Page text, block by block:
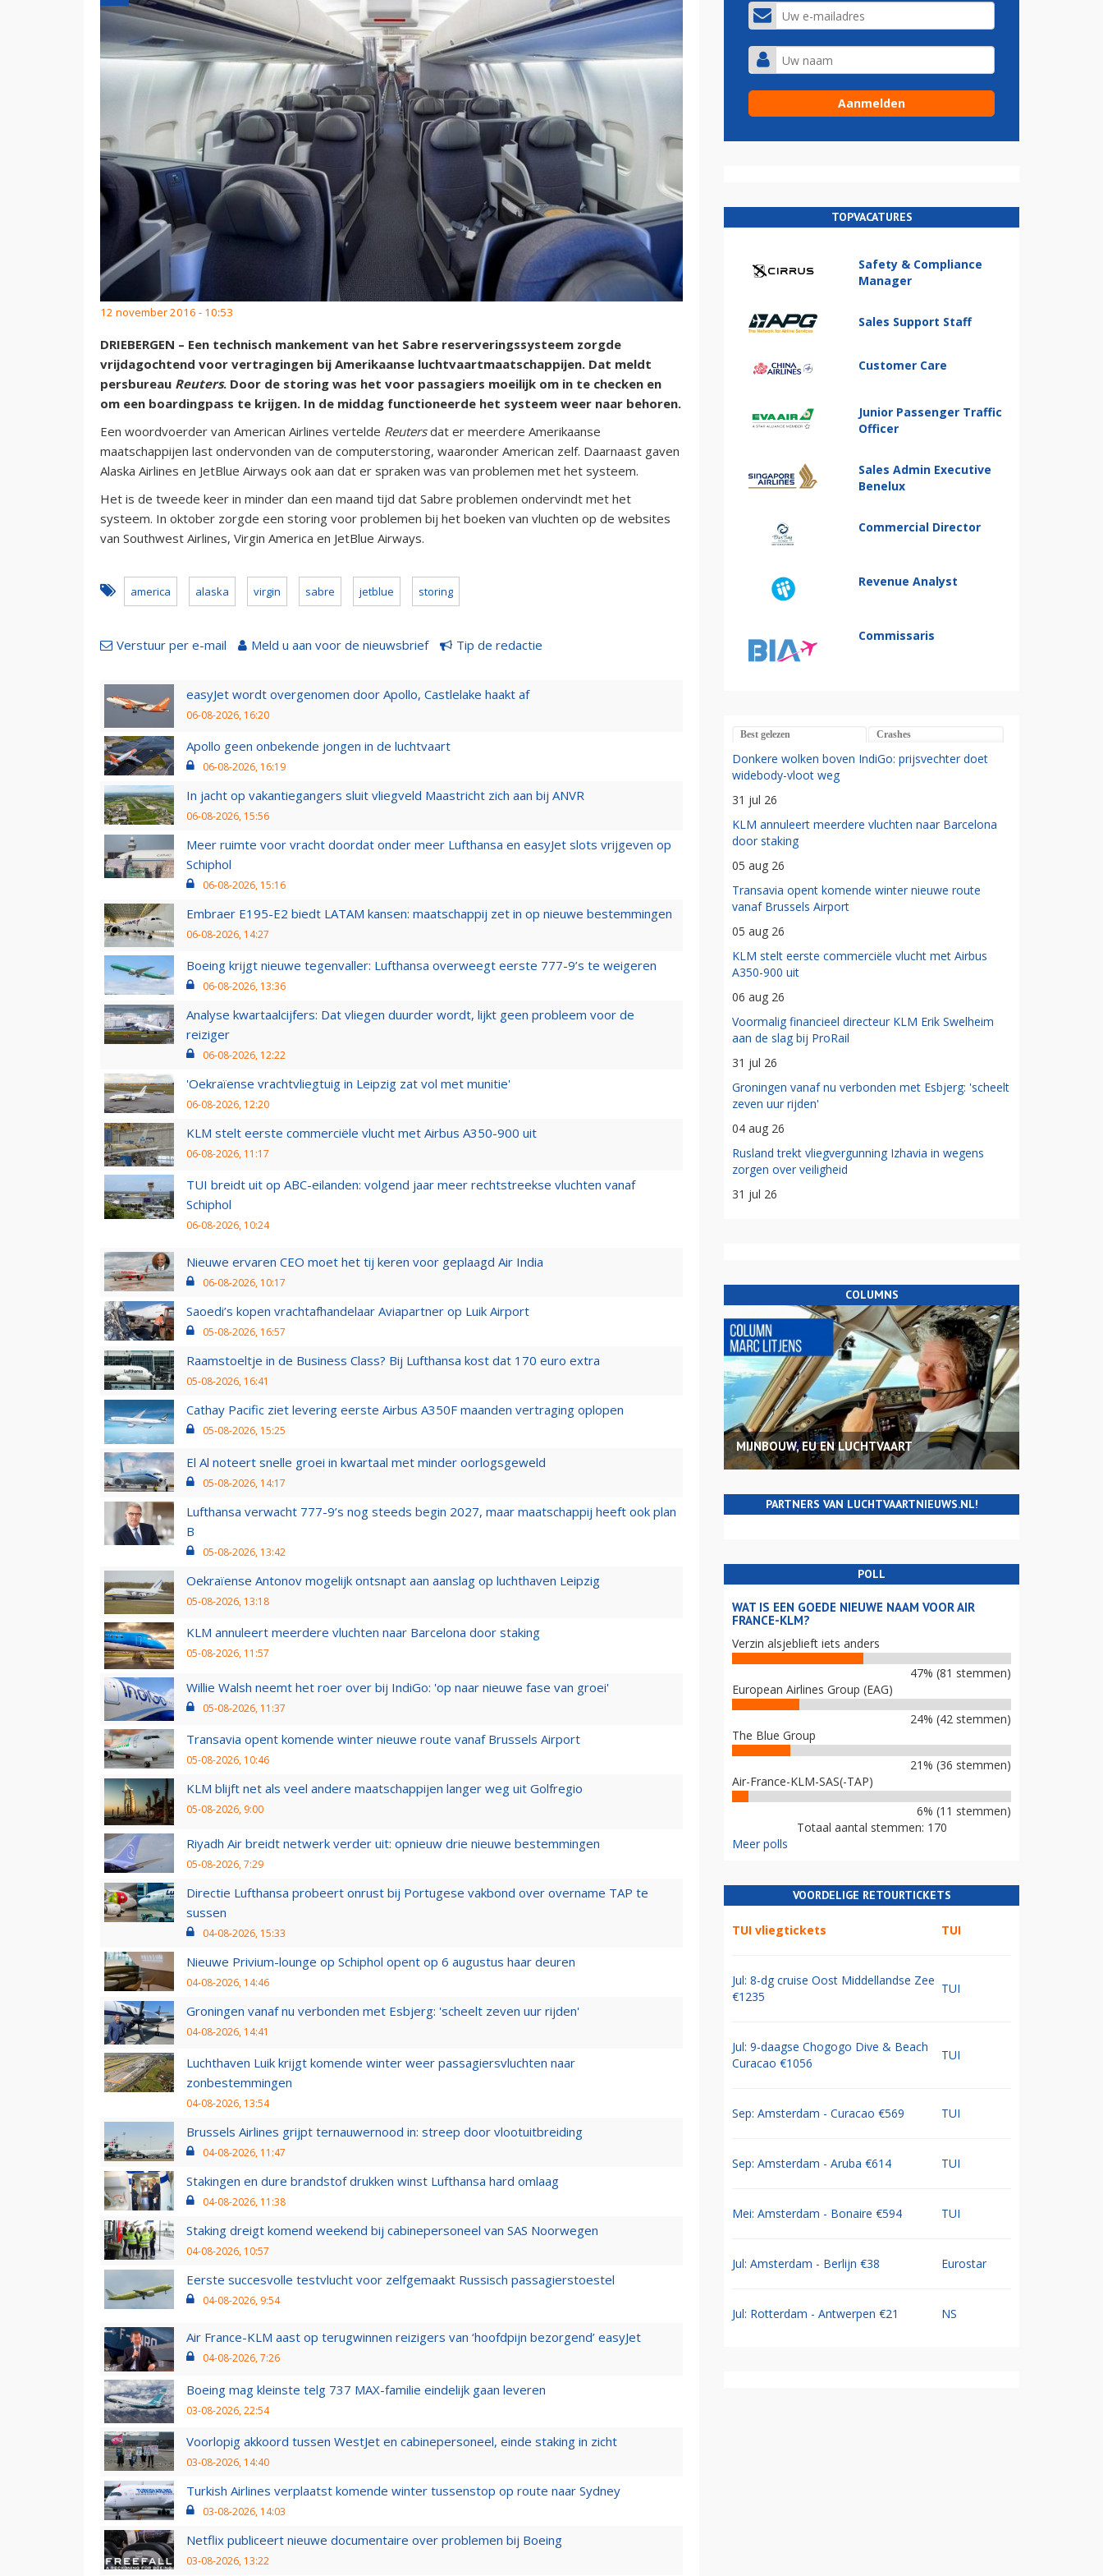
12 november 2016 - 10:53
DRIEBERGEN – Een technisch mankement van het Sabre reserveringssysteem zorgde
vrijdagochtend voor vertragingen bij Amerikaanse luchtvaartmaatschappijen. Dat meldt
persbureau Reuters. Door de storing was het voor passagiers moeilijk om in te checken en
om een boardingpass te krijgen. In de middag functioneerde het systeem weer naar behoren.
Een woordvoerder van American Airlines vertelde Reutersdat er meerdere Amerikaanse
maatschappijen last ondervonden van de computerstoring, waaronder American zelf. Daarnaast gaven
Alaska Airlines en JetBlue Airways ook aan dat er spraken was van problemen met het systeem.
Het is de tweede keer in minder dan een maand tijd dat Sabre problemen ondervindt met het
systeem. In oktober zorgde een storing voor problemen bij het boeken van vluchten op de websites
van Southwest Airlines, Virgin America en JetBlue Airways.
america alaska virgin sabre jetblue storing
Verstuur per e-mail Meld u aan voor de nieuwsbrief Tip de redactie
easyJet wordt overgenomen door Apollo, Castlelake haakt af
06-08-2026, 16:20
Apollo geen onbekende jongen in de luchtvaart
06-08-2026, 16:19
In jacht op vakantiegangers sluit vliegveld Maastricht zich aan bij ANVR
06-08-2026, 15:56
Meer ruimte voor vracht doordat onder meer Lufthansa en easyJet slots vrijgeven op
Schiphol
06-08-2026, 15:16
Embraer E195-E2 biedt LATAM kansen: maatschappij zet in op nieuwe bestemmingen
06-08-2026, 14:27
Boeing krijgt nieuwe tegenvaller: Lufthansa overweegt eerste 777-9’s te weigeren
06-08-2026, 13:36
Analyse kwartaalcijfers: Dat vliegen duurder wordt, lijkt geen probleem voor de
reiziger
06-08-2026, 12:22
'Oekraïense vrachtvliegtuig in Leipzig zat vol met munitie'
06-08-2026, 12:20
KLM stelt eerste commerciële vlucht met Airbus A350-900 uit
06-08-2026, 11:17
TUI breidt uit op ABC-eilanden: volgend jaar meer rechtstreekse vluchten vanaf
Schiphol
06-08-2026, 10:24
Nieuwe ervaren CEO moet het tij keren voor geplaagd Air India
06-08-2026, 10:17
Saoedi’s kopen vrachtafhandelaar Aviapartner op Luik Airport
05-08-2026, 16:57
Raamstoeltje in de Business Class? Bij Lufthansa kost dat 170 euro extra
05-08-2026, 16:41
Cathay Pacific ziet levering eerste Airbus A350F maanden vertraging oplopen
05-08-2026, 15:25
El Al noteert snelle groei in kwartaal met minder oorlogsgeweld
05-08-2026, 14:17
Lufthansa verwacht 777-9’s nog steeds begin 2027, maar maatschappij heeft ook plan
B
05-08-2026, 13:42
Oekraïense Antonov mogelijk ontsnapt aan aanslag op luchthaven Leipzig
05-08-2026, 13:18
KLM annuleert meerdere vluchten naar Barcelona door staking
05-08-2026, 11:57
Willie Walsh neemt het roer over bij IndiGo: 'op naar nieuwe fase van groei'
05-08-2026, 11:37
Transavia opent komende winter nieuwe route vanaf Brussels Airport
05-08-2026, 10:46
KLM blijft net als veel andere maatschappijen langer weg uit Golfregio
05-08-2026, 9:00
Riyadh Air breidt netwerk verder uit: opnieuw drie nieuwe bestemmingen
05-08-2026, 7:29
Directie Lufthansa probeert onrust bij Portugese vakbond over overname TAP te
sussen
04-08-2026, 15:33
Nieuwe Privium-lounge op Schiphol opent op 6 augustus haar deuren
04-08-2026, 14:46
Groningen vanaf nu verbonden met Esbjerg: 'scheelt zeven uur rijden'
04-08-2026, 14:41
Luchthaven Luik krijgt komende winter weer passagiersvluchten naar
zonbestemmingen
04-08-2026, 13:54
Brussels Airlines grijpt ternauwernood in: streep door vlootuitbreiding
04-08-2026, 11:47
Stakingen en dure brandstof drukken winst Lufthansa hard omlaag
04-08-2026, 11:38
Staking dreigt komend weekend bij cabinepersoneel van SAS Noorwegen
04-08-2026, 10:57
Eerste succesvolle testvlucht voor zelfgemaakt Russisch passagierstoestel
04-08-2026, 9:54
Air France-KLM aast op terugwinnen reizigers van ‘hoofdpijn bezorgend’ easyJet
04-08-2026, 7:26
Boeing mag kleinste telg 737 MAX-familie eindelijk gaan leveren
03-08-2026, 22:54
Voorlopig akkoord tussen WestJet en cabinepersoneel, einde staking in zicht
03-08-2026, 14:40
Turkish Airlines verplaatst komende winter tussenstop op route naar Sydney
03-08-2026, 14:03
Netflix publiceert nieuwe documentaire over problemen bij Boeing
03-08-2026, 13:22
TOPVACATURES
Safety & Compliance
Manager
Sales Support Staff
Customer Care
Junior Passenger Traffic
Officer
Sales Admin Executive
Benelux
Commercial Director
Revenue Analyst
Commissaris
Best gelezen Crashes
Donkere wolken boven IndiGo: prijsvechter doet
widebody-vloot weg
31 jul 26
KLM annuleert meerdere vluchten naar Barcelona
door staking
05 aug 26
Transavia opent komende winter nieuwe route
vanaf Brussels Airport
05 aug 26
KLM stelt eerste commerciële vlucht met Airbus
A350-900 uit
06 aug 26
Voormalig financieel directeur KLM Erik Swelheim
aan de slag bij ProRail
31 jul 26
Groningen vanaf nu verbonden met Esbjerg: 'scheelt
zeven uur rijden'
04 aug 26
Rusland trekt vliegvergunning Izhavia in wegens
zorgen over veiligheid
31 jul 26
COLUMNS
MIJNBOUW, EU EN LUCHTVAART
PARTNERS VAN LUCHTVAARTNIEUWS.NL!
POLL
WAT IS EEN GOEDE NIEUWE NAAM VOOR AIR
FRANCE-KLM?
Verzin alsjeblieft iets anders
47% (81 stemmen)
European Airlines Group (EAG)
24% (42 stemmen)
The Blue Group
21% (36 stemmen)
Air-France-KLM-SAS(-TAP)
6% (11 stemmen)
Totaal aantal stemmen: 170
Meer polls
VOORDELIGE RETOURTICKETS
TUI vliegtickets TUI
Jul: 8-dg cruise Oost Middellandse Zee
€1235
TUI
Jul: 9-daagse Chogogo Dive & Beach
Curacao €1056
TUI
Sep: Amsterdam - Curacao €569 TUI
Sep: Amsterdam - Aruba €614 TUI
Mei: Amsterdam - Bonaire €594 TUI
Jul: Amsterdam - Berlijn €38 Eurostar
Jul: Rotterdam - Antwerpen €21 NS